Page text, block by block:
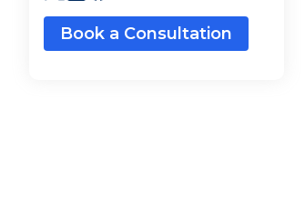
Book a Consultation